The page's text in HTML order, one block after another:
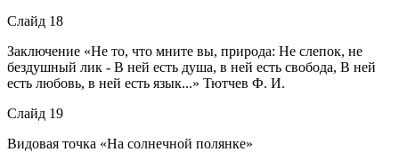
Слайд 18
Заключение «Не то, что мните вы, природа: Не слепок, не
бездушный лик - В ней есть душа, в ней есть свобода, В ней
есть любовь, в ней есть язык...» Тютчев Ф. И.
Слайд 19
Видовая точка «На солнечной полянке»